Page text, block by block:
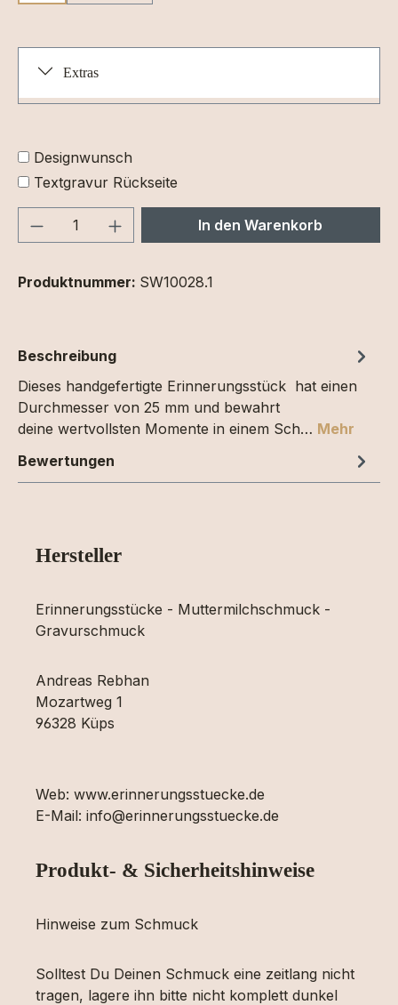
Extras
Designwunsch
Textgravur Rückseite
Produkt Anzahl: Gib denIn den Warenkorb
Produktnummer: SW10028.1
Beschreibung
Dieses handgefertigte Erinnerungsstück hat einen
Durchmesser von 25 mm und bewahrt
deine wertvollsten Momente in einem Sch… Mehr
Bewertungen
Hersteller
Erinnerungsstücke - Muttermilchschmuck -
Gravurschmuck
Andreas Rebhan
Mozartweg 1
96328 Küps
Web: www.erinnerungsstuecke.de
E-Mail: info@erinnerungsstuecke.de
Produkt- & Sicherheitshinweise
Hinweise zum Schmuck
Solltest Du Deinen Schmuck eine zeitlang nicht
tragen, lagere ihn bitte nicht komplett dunkel